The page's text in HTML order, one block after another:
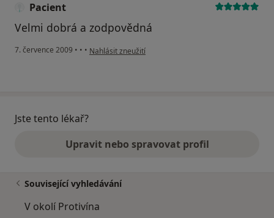
Pacient
Velmi dobrá a zodpovědná
7. července 2009 • • • podle názoru uživatele Pacient
Nahlásit zneužití
Jste tento lékař?
Upravit nebo spravovat profil
Související vyhledávání
V okolí Protivína